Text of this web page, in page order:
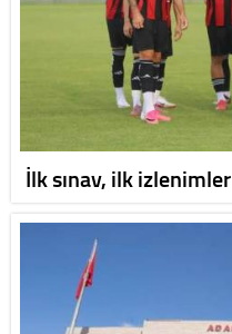
İlk sınav, ilk izlenimler